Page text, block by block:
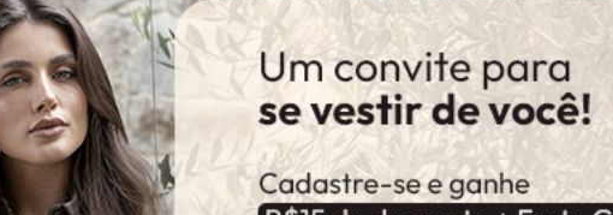
Comentário:
o tecido é